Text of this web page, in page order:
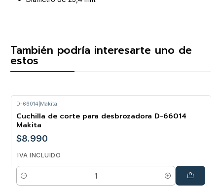
También podría interesarte uno de
estos
D-66014 Makita
Cuchilla de corte para desbrozadora D-66014
Makita
$8.990
IVA INCLUIDO
Cantidad